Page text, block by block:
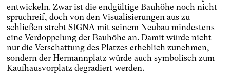
entwickeln. Zwar ist die endgültige Bauhöhe noch nicht
spruchreif, doch von den Visualisierungen aus zu
schließen strebt SIGNA mit seinem Neubau mindestens
eine Verdoppelung der Bauhöhe an. Damit würde nicht
nur die Verschattung des Platzes erheblich zunehmen,
sondern der Hermannplatz würde auch symbolisch zum
Kaufhausvorplatz degradiert werden.